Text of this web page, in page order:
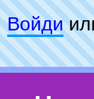
Войди